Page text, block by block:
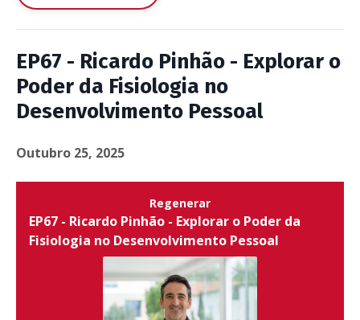
EP67 - Ricardo Pinhão - Explorar o
Poder da Fisiologia no
Desenvolvimento Pessoal
Outubro 25, 2025